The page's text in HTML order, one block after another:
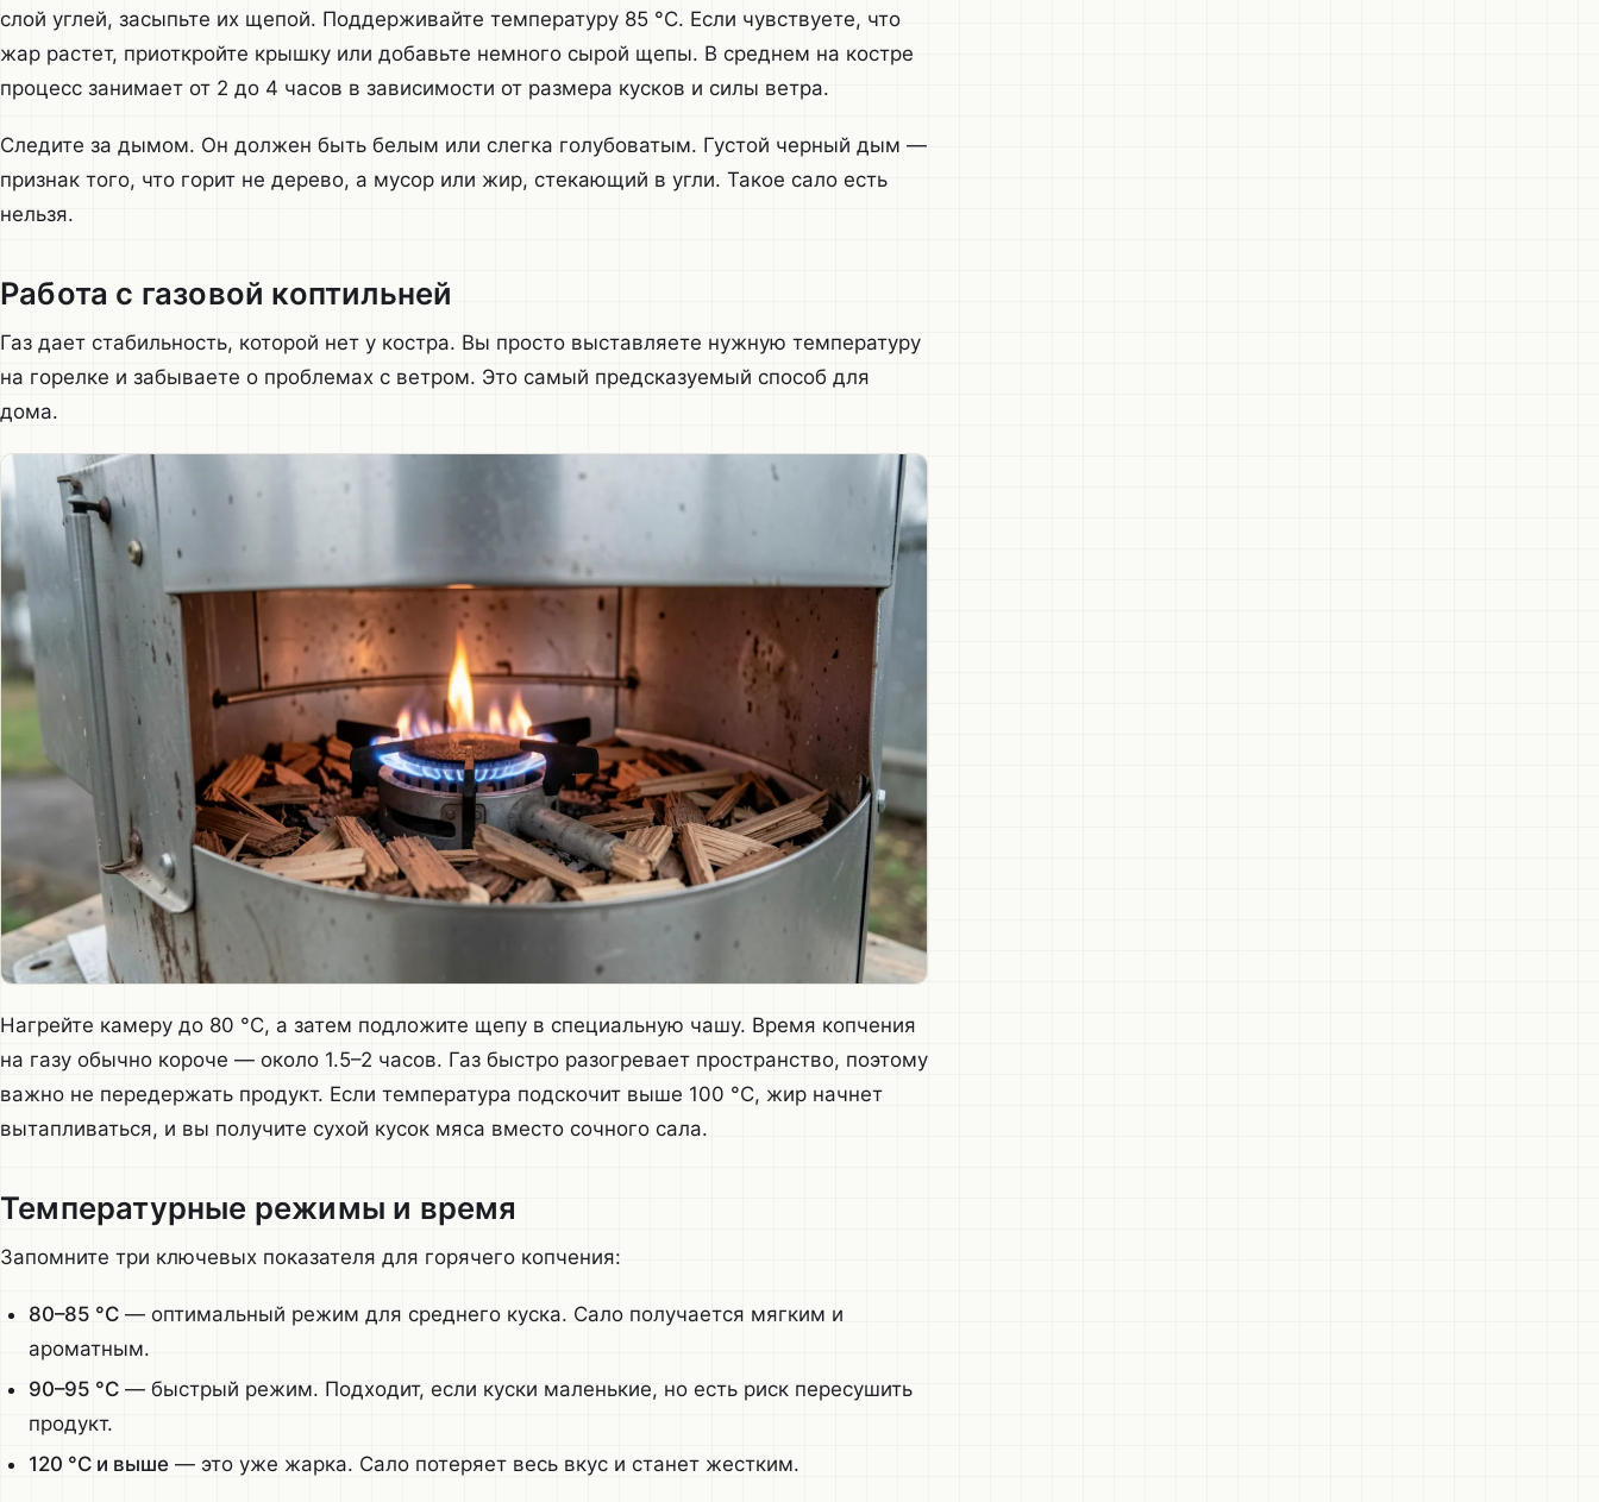
слой углей, засыпьте их щепой. Поддерживайте температуру 85 °C. Если чувствуете, что
жар растет, приоткройте крышку или добавьте немного сырой щепы. В среднем на костре
процесс занимает от 2 до 4 часов в зависимости от размера кусков и силы ветра.
Следите за дымом. Он должен быть белым или слегка голубоватым. Густой черный дым —
признак того, что горит не дерево, а мусор или жир, стекающий в угли. Такое сало есть
нельзя.
Работа с газовой коптильней
Газ дает стабильность, которой нет у костра. Вы просто выставляете нужную температуру
на горелке и забываете о проблемах с ветром. Это самый предсказуемый способ для
дома.
Нагрейте камеру до 80 °C, а затем подложите щепу в специальную чашу. Время копчения
на газу обычно короче — около 1.5–2 часов. Газ быстро разогревает пространство, поэтому
важно не передержать продукт. Если температура подскочит выше 100 °C, жир начнет
вытапливаться, и вы получите сухой кусок мяса вместо сочного сала.
Температурные режимы и время
Запомните три ключевых показателя для горячего копчения:
80–85 °C— оптимальный режим для среднего куска. Сало получается мягким и
ароматным.
90–95 °C— быстрый режим. Подходит, если куски маленькие, но есть риск пересушить
продукт.
120 °C и выше— это уже жарка. Сало потеряет весь вкус и станет жестким.